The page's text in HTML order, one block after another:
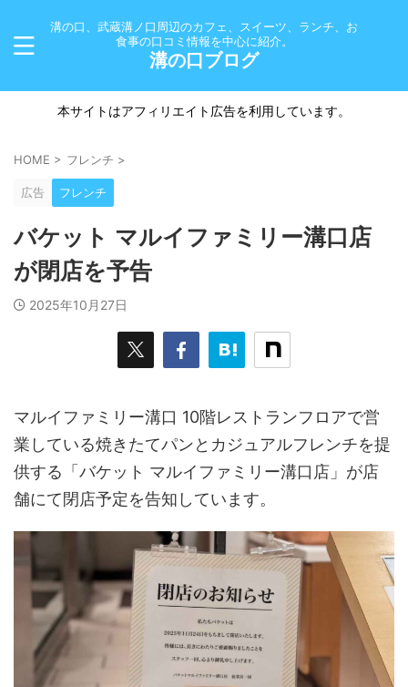
溝の口、武蔵溝ノ口周辺のカフェ、スイーツ、ランチ、お
食事の口コミ情報を中心に紹介。
溝の口ブログ
本サイトはアフィリエイト広告を利用しています。
HOME > フレンチ >
広告 フレンチ
バケット マルイファミリー溝口店
が閉店を予告
2025年10月27日
マルイファミリー溝口 10階レストランフロアで営
業している焼きたてパンとカジュアルフレンチを提
供する「バケット マルイファミリー溝口店」が店
舗にて閉店予定を告知しています。